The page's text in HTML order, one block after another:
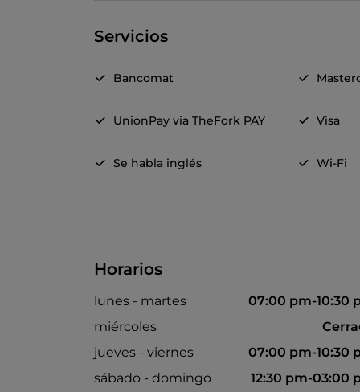
Servicios
Bancomat
UnionPay via TheFork PAY Visa
Se habla inglés Wi-Fi
Horarios
lunes - martes
07:00 pm-10:30
miércoles
jueves - viernes
07:00 pm-10:30
sábado - domingo
12:30 pm-03:00